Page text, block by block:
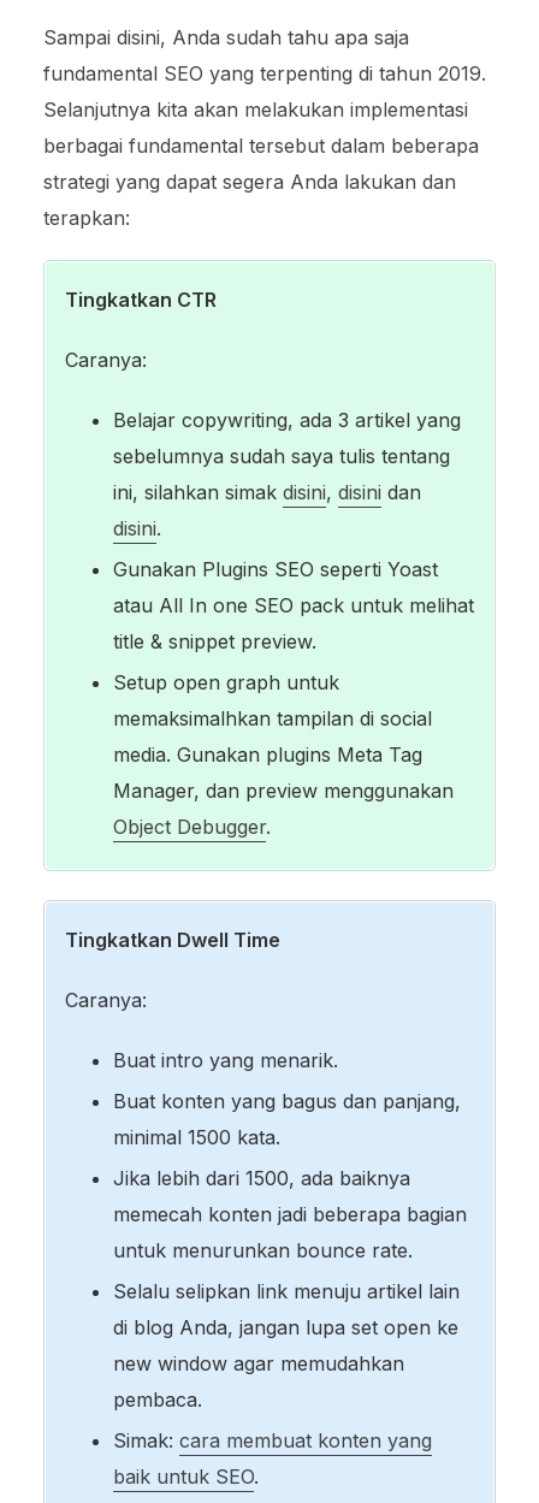
Sampai disini, Anda sudah tahu apa saja
fundamental SEO yang terpenting di tahun 2019.
Selanjutnya kita akan melakukan implementasi
berbagai fundamental tersebut dalam beberapa
strategi yang dapat segera Anda lakukan dan
terapkan:
Tingkatkan CTR
Caranya:
Belajar copywriting, ada 3 artikel yang
sebelumnya sudah saya tulis tentang
ini, silahkan simak disini, disini dan
disini.
Gunakan Plugins SEO seperti Yoast
atau All In one SEO pack untuk melihat
title & snippet preview.
Setup open graph untuk
memaksimalhkan tampilan di social
media. Gunakan plugins Meta Tag
Manager, dan preview menggunakan
Object Debugger.
Tingkatkan Dwell Time
Caranya:
Buat intro yang menarik.
Buat konten yang bagus dan panjang,
minimal 1500 kata.
Jika lebih dari 1500, ada baiknya
memecah konten jadi beberapa bagian
untuk menurunkan bounce rate.
Selalu selipkan link menuju artikel lain
di blog Anda, jangan lupa set open ke
new window agar memudahkan
pembaca.
Simak: cara membuat konten yang
baik untuk SEO.